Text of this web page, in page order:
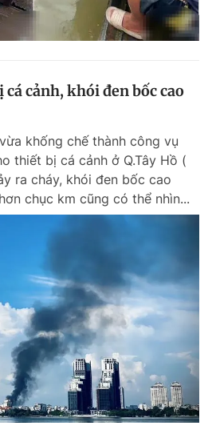
cảnh, khói đen bốc cao
khống chế thành công vụ
thiết bị cá cảnh ở Q.Tây Hồ (
ra cháy, khói đen bốc cao
chục km cũng có thể nhìn...